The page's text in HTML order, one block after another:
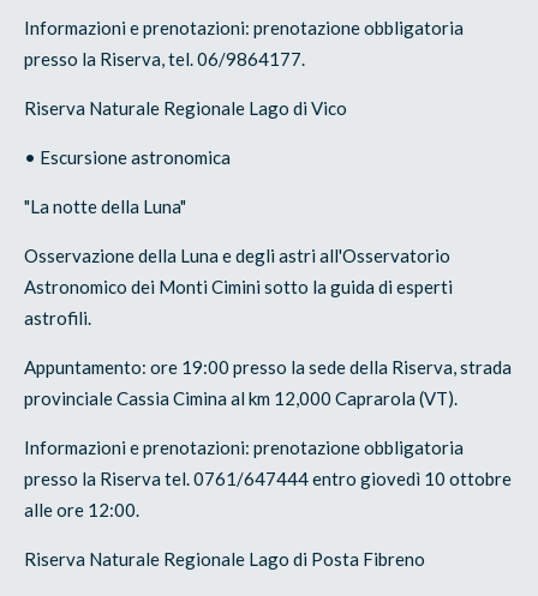
Informazioni e prenotazioni: prenotazione obbligatoria
presso la Riserva, tel. 06/9864177.
Riserva Naturale Regionale Lago di Vico
• Escursione astronomica
"La notte della Luna"
Osservazione della Luna e degli astri all'Osservatorio
Astronomico dei Monti Cimini sotto la guida di esperti
astrofili.
Appuntamento: ore 19:00 presso la sede della Riserva, strada
provinciale Cassia Cimina al km 12,000 Caprarola (VT).
Informazioni e prenotazioni: prenotazione obbligatoria
presso la Riserva tel. 0761/647444 entro giovedì 10 ottobre
alle ore 12:00.
Riserva Naturale Regionale Lago di Posta Fibreno